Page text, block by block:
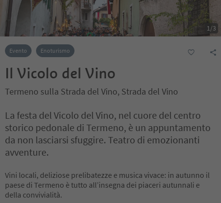
1/3
Evento Enoturismo
Il Vicolo del Vino
Termeno sulla Strada del Vino, Strada del Vino
La festa del Vicolo del Vino, nel cuore del centro
storico pedonale di Termeno, è un appuntamento
da non lasciarsi sfuggire. Teatro di emozionanti
avventure.
Vini locali, deliziose prelibatezze e musica vivace: in autunno il
paese di Termeno è tutto all’insegna dei piaceri autunnali e
della convivialità.